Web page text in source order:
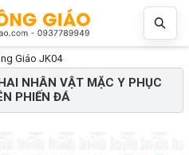
Giáo JK04
NHÂN VẬT MẶC Y PHỤC
PHIẾN ĐÁ